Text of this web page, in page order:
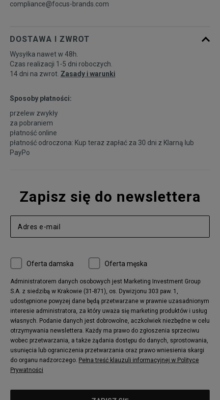
compliance@focus-brands.com
DOSTAWA I ZWROT
Wysyłka nawet w 48h.
Czas realizacji 1-5 dni roboczych.
14 dni na zwrot. Zasady i warunki
Sposoby płatności:
przelew zwykły
za pobraniem
płatność online
płatność odroczona: Kup teraz zapłać za 30 dni z Klarną lub
PayPo
Zapisz się do newslettera
Oferta damska Oferta męska
Administratorem danych osobowych jest Marketing Investment Group
S.A. z siedzibą w Krakowie (31-871), os. Dywizjonu 303 paw. 1,
udostępnione powyżej dane będą przetwarzane w prawnie uzasadnionym
interesie administratora, za który uważa się marketing produktów i usług
własnych. Podanie danych jest dobrowolne, aczkolwiek niezbędne w celu
otrzymywania newslettera. Każdy ma prawo do zgłoszenia sprzeciwu
wobec przetwarzania, a także żądania dostępu do danych, sprostowania,
usunięcia lub ograniczenia przetwarzania oraz prawo wniesienia skargi
do organu nadzorczego. Pełna treść klauzuli informacyjnej w Polityce
Prywatności